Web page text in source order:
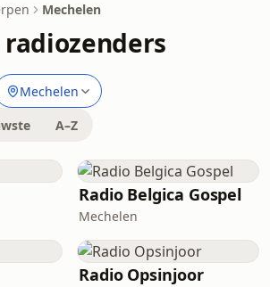
Mechelen
Mechelen
A–Z
Radio Belgica Gospel
Mechelen
Radio Opsinjoor